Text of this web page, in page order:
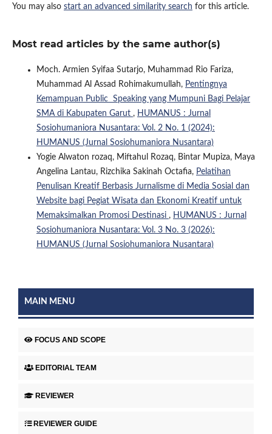
You may also start an advanced similarity search for this article.
Most read articles by the same author(s)
Moch. Armien Syifaa Sutarjo, Muhammad Rio Fariza,
Muhammad Al Assad Rohimakumullah, Pentingnya
Kemampuan Public Speaking yang Mumpuni Bagi Pelajar
SMA di Kabupaten Garut , HUMANUS : Jurnal
Sosiohumaniora Nusantara: Vol. 2 No. 1 (2024):
HUMANUS (Jurnal Sosiohumaniora Nusantara)
Yogie Alwaton rozaq, Miftahul Rozaq, Bintar Mupiza, Maya
Angelina Lantau, Rizchika Sakinah Octafia, Pelatihan
Penulisan Kreatif Berbasis Jurnalisme di Media Sosial dan
Website bagi Pegiat Wisata dan Ekonomi Kreatif untuk
Memaksimalkan Promosi Destinasi , HUMANUS : Jurnal
Sosiohumaniora Nusantara: Vol. 3 No. 3 (2026):
HUMANUS (Jurnal Sosiohumaniora Nusantara)
MAIN MENU
FOCUS AND SCOPE
EDITORIAL TEAM
REVIEWER
REVIEWER GUIDE